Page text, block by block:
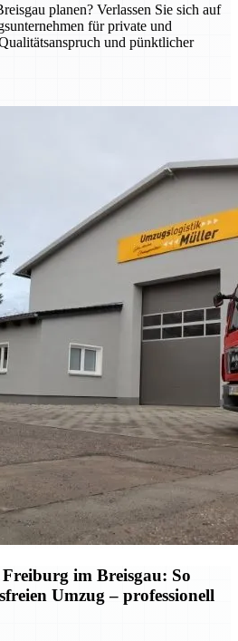
planen? Verlassen Sie sich auf
für private und
und pünktlicher
im Breisgau: So
Umzug – professionell